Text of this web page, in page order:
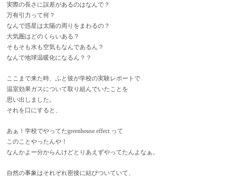
実際の長さに誤差があるのはなんで？
万有引力って何？
なんで惑星は太陽の周りをまわるの？
大気圏はどのくらいある？
そもそも水も空気もなんであるん？
なんで地球温暖化になるん？？
ここまで来た時、ふと彼が学校の実験レポートで
温室効果ガスについて取り組んでいたことを
思い出しました。
それを口にすると、
あぁ！学校でやってたgreenhouse effect って
このことやったんや！
なんかよー分からんけどとりあえずやってたんよなぁ。
自然の事象はそれぞれ密接に結びついていて、